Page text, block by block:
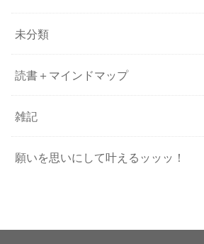
未分類
読書＋マインドマップ
雑記
願いを思いにして叶えるッッッ！